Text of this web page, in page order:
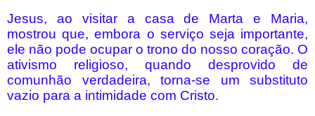
Jesus, ao visitar a casa de Marta e Maria,
mostrou que, embora o serviço seja importante,
ele não pode ocupar o trono do nosso coração. O
ativismo religioso, quando desprovido de
comunhão verdadeira, torna-se um substituto
vazio para a intimidade com Cristo.